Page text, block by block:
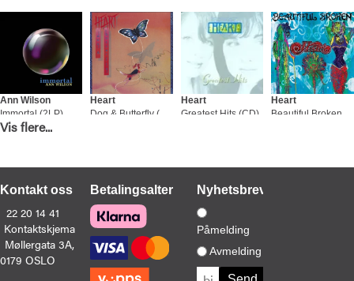
Kjøp
Ann Wilson
Immortal (2LP)
349,-
Heart
Heart
Greatest Hits (CD)
Heart
Heart
Ann Wilson
Fierce Bliss (CD)
Heart
Vis flere...
Kontakt oss
22 20 14 41
Kontaktskjema
Møllergata 3A,
0179 OSLO
BetalingsalternativerNyhetsbrev
Påmelding
Avmelding